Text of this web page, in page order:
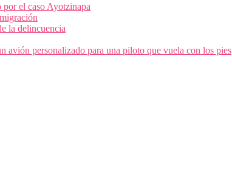
el caso Ayotzinapa
la delincuencia
avión personalizado para una piloto que vuela con los pies